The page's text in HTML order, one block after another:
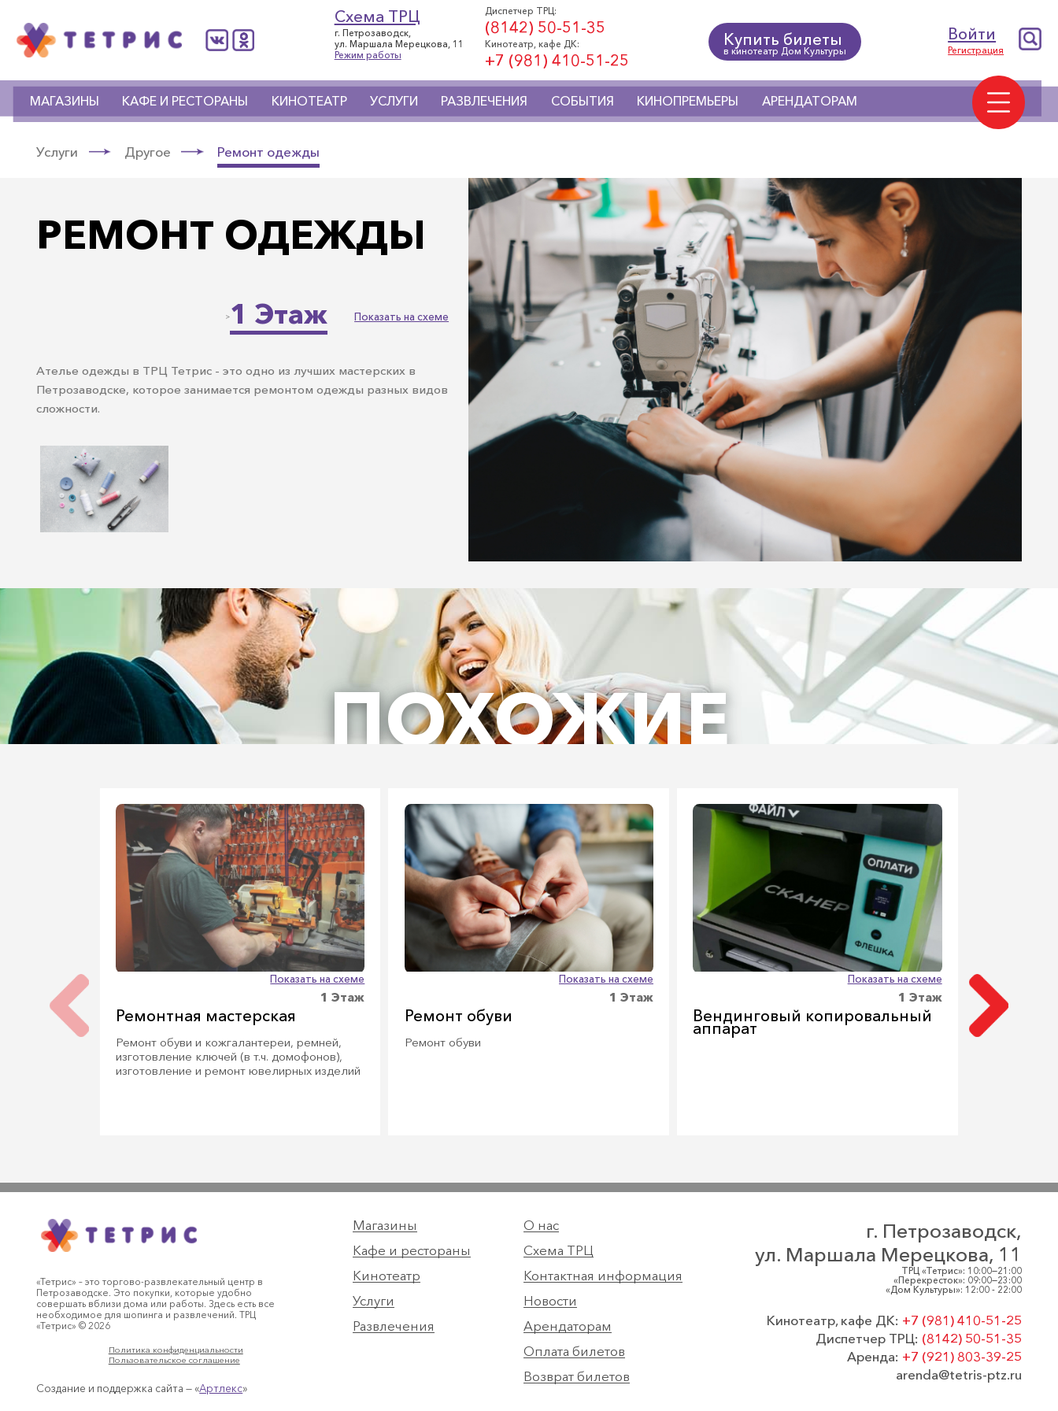
Схема ТРЦ
г. Петрозаводск,
ул. Маршала Мерецкова, 11
Режим работы
Диспетчер ТРЦ:
(8142) 50-51-35
Кинотеатр, кафе ДК:
+7 (981) 410-51-25
Купить билеты
в кинотеатр Дом Культуры
Войти
Регистрация
МАГАЗИНЫ КАФЕ И РЕСТОРАНЫ КИНОТЕАТР УСЛУГИ РАЗВЛЕЧЕНИЯ СОБЫТИЯ КИНОПРЕМЬЕРЫ АРЕНДАТОРАМ
Услуги Другое Ремонт одежды
РЕМОНТ ОДЕЖДЫ
> 1 Этаж Показать на схеме
Ателье одежды в ТРЦ Тетрис - это одно из лучших мастерских в
Петрозаводске, которое занимается ремонтом одежды разных видов
сложности.
ПОХОЖИЕ
Показать на схеме
1 Этаж
Ремонтная мастерская
Ремонт обуви и кожгалантереи, ремней,
изготовление ключей (в т.ч. домофонов),
изготовление и ремонт ювелирных изделий
Показать на схеме
1 Этаж
Ремонт обуви
Ремонт обуви
Показать на схеме
1 Этаж
Вендинговый копировальный
аппарат
Зона
«Тетрис» – это торгово-развлекательный центр в
Петрозаводске. Это покупки, которые удобно
совершать вблизи дома или работы. Здесь есть все
необходимое для шопинга и развлечений. ТРЦ
«Тетрис» © 2026
Политика конфиденциальности
Пользовательское соглашение
Создание и поддержка сайта — «Артлекс»
Магазины
Кафе и рестораны
Кинотеатр
Услуги
Развлечения
О нас
Схема ТРЦ
Контактная информация
Новости
Арендаторам
Оплата билетов
Возврат билетов
г. Петрозаводск,
ул. Маршала Мерецкова, 11
ТРЦ «Тетрис»: 10:00—21:00
«Перекресток»: 09:00—23:00
«Дом Культуры»: 12:00 - 22:00
Кинотеатр, кафе ДК: +7 (981) 410-51-25
Диспетчер ТРЦ: (8142) 50-51-35
Аренда: +7 (921) 803-39-25
arenda@tetris-ptz.ru